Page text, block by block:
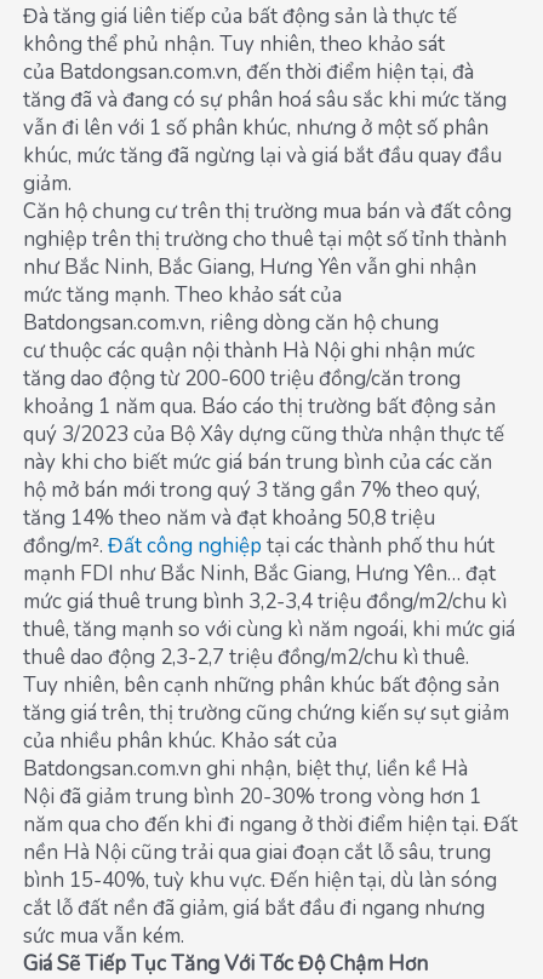
Đà tăng giá liên tiếp của bất động sản là thực tế
không thể phủ nhận. Tuy nhiên, theo khảo sát
của Batdongsan.com.vn, đến thời điểm hiện tại, đà
tăng đã và đang có sự phân hoá sâu sắc khi mức tăng
vẫn đi lên với 1 số phân khúc, nhưng ở một số phân
khúc, mức tăng đã ngừng lại và giá bắt đầu quay đầu
giảm.
Căn hộ chung cư trên thị trường mua bán và đất công
nghiệp trên thị trường cho thuê tại một số tỉnh thành
như Bắc Ninh, Bắc Giang, Hưng Yên vẫn ghi nhận
mức tăng mạnh. Theo khảo sát của
Batdongsan.com.vn, riêng dòng căn hộ chung
cư thuộc các quận nội thành Hà Nội ghi nhận mức
tăng dao động từ 200-600 triệu đồng/căn trong
khoảng 1 năm qua. Báo cáo thị trường bất động sản
quý 3/2023 của Bộ Xây dựng cũng thừa nhận thực tế
này khi cho biết mức giá bán trung bình của các căn
hộ mở bán mới trong quý 3 tăng gần 7% theo quý,
tăng 14% theo năm và đạt khoảng 50,8 triệu
đồng/m².Đất công nghiệp tại các thành phố thu hút
mạnh FDI như Bắc Ninh, Bắc Giang, Hưng Yên… đạt
mức giá thuê trung bình 3,2-3,4 triệu đồng/m2/chu kì
thuê, tăng mạnh so với cùng kì năm ngoái, khi mức giá
thuê dao động 2,3-2,7 triệu đồng/m2/chu kì thuê.
Tuy nhiên, bên cạnh những phân khúc bất động sản
tăng giá trên, thị trường cũng chứng kiến sự sụt giảm
của nhiều phân khúc. Khảo sát của
Batdongsan.com.vn ghi nhận, biệt thự, liền kề Hà
Nội đã giảm trung bình 20-30% trong vòng hơn 1
năm qua cho đến khi đi ngang ở thời điểm hiện tại. Đất
nền Hà Nội cũng trải qua giai đoạn cắt lỗ sâu, trung
bình 15-40%, tuỳ khu vực. Đến hiện tại, dù làn sóng
cắt lỗ đất nền đã giảm, giá bắt đầu đi ngang nhưng
sức mua vẫn kém.
Giá Sẽ Tiếp Tục Tăng Với Tốc Độ Chậm Hơn